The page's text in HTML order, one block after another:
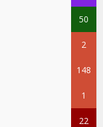
50
2
148
1
22